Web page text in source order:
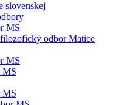
slovenskej
MS
odbor Matice
MS
MS
MS